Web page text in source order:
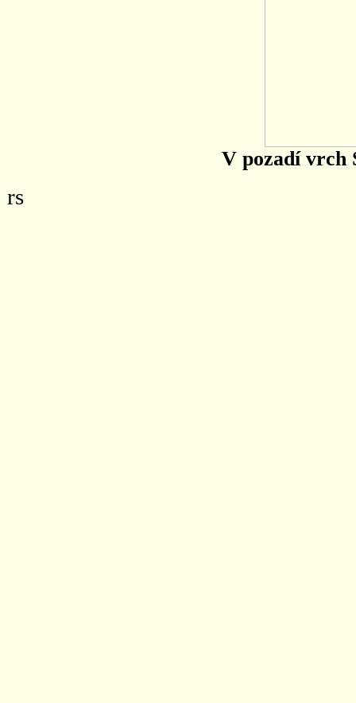
V pozadí vrch
rs